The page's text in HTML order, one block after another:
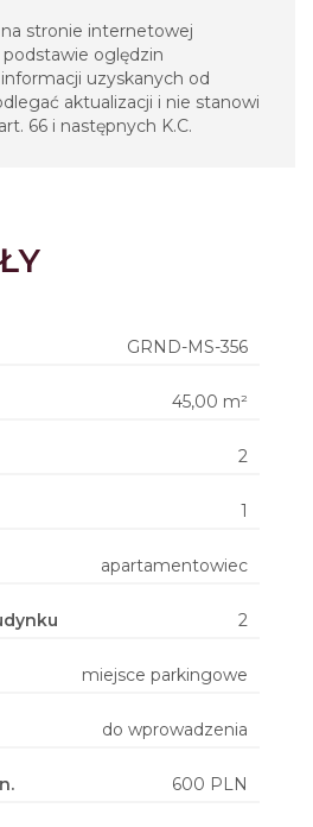
stronie internetowej
oględzin
uzyskanych od
aktualizacji i nie stanowi
66 i następnych K.C.
GRND-MS-356
45,00 m²
2
1
apartamentowiec
2
miejsce parkingowe
do wprowadzenia
600 PLN